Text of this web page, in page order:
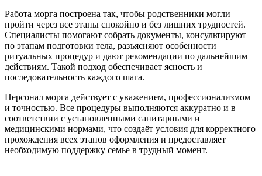
Работа морга построена так, чтобы родственники могли
пройти через все этапы спокойно и без лишних трудностей.
Специалисты помогают собрать документы, консультируют
по этапам подготовки тела, разъясняют особенности
ритуальных процедур и дают рекомендации по дальнейшим
действиям. Такой подход обеспечивает ясность и
последовательность каждого шага.
Персонал морга действует с уважением, профессионализмом
и точностью. Все процедуры выполняются аккуратно и в
соответствии с установленными санитарными и
медицинскими нормами, что создаёт условия для корректного
прохождения всех этапов оформления и предоставляет
необходимую поддержку семье в трудный момент.